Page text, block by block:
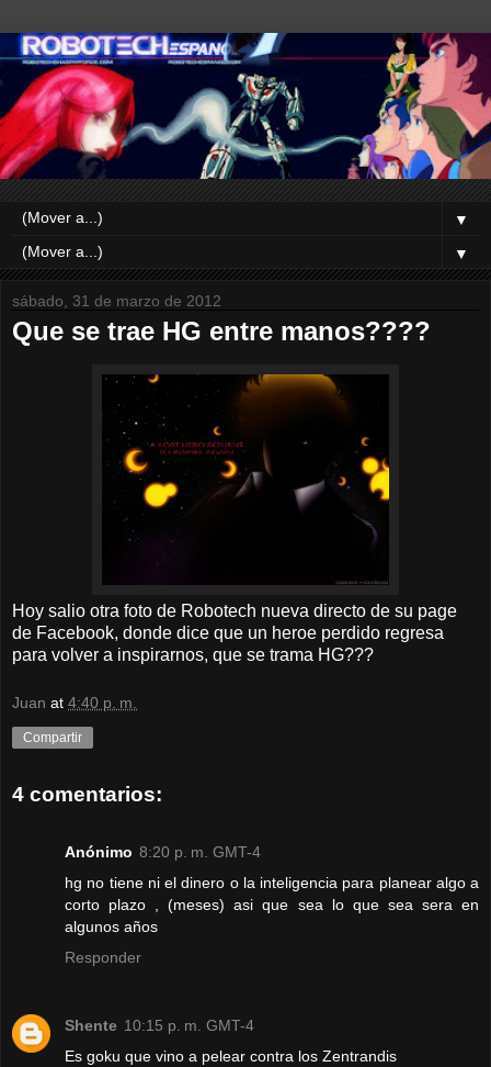
▼
▼
sábado, 31 de marzo de 2012
Que se trae HG entre manos????
Hoy salio otra foto de Robotech nueva directo de su page
de Facebook, donde dice que un heroe perdido regresa
para volver a inspirarnos, que se trama HG???
Juan at 4:40 p. m.
Compartir
4 comentarios:
Anónimo 8:20 p. m. GMT-4
hg no tiene ni el dinero o la inteligencia para planear algo a
corto plazo , (meses) asi que sea lo que sea sera en
algunos años
Responder
Shente 10:15 p. m. GMT-4
Es goku que vino a pelear contra los Zentrandis